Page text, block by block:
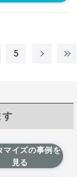
5
す
マイズの事例を
見る